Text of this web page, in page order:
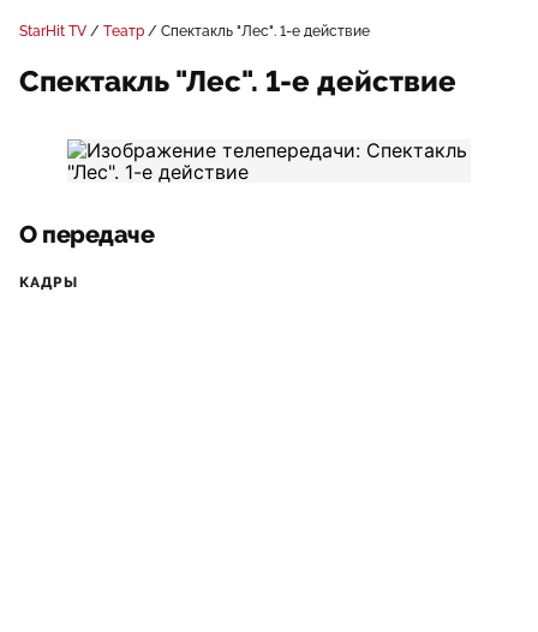
StarHit TV Театр Спектакль "Лес". 1-е действие
Спектакль "Лес". 1-е действие
О передаче
КАДРЫ